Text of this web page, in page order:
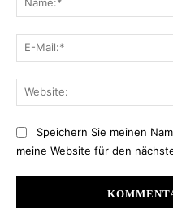
Speichern Sie meinen
meine Website für den